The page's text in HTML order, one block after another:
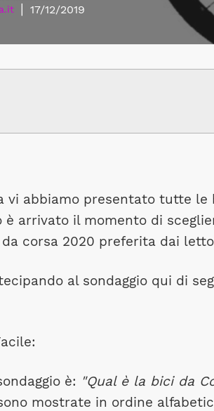
| 17/12/2019
vi abbiamo presentato tutte le
è arrivato il momento di
corsa 2020 preferita dai
al sondaggio qui di
è: "Qual è la bici da
mostrate in ordine